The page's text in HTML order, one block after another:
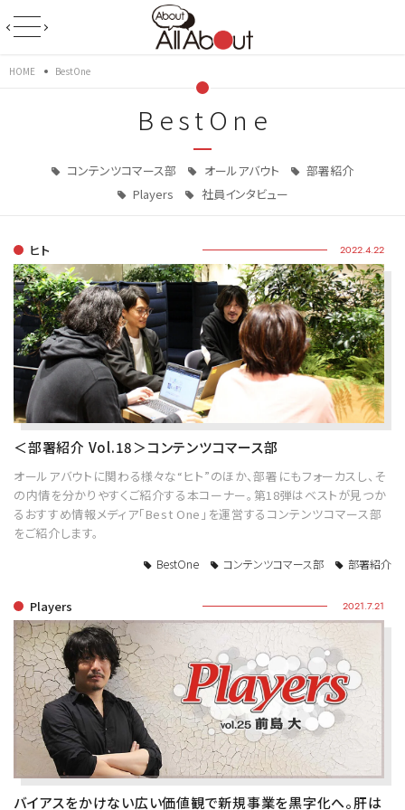
HOME BestOne
BestOne
コンテンツコマース部 オールアバウト
部署紹介
Players
社員インタビュー
ヒト 2022.4.22
＜部署紹介 Vol.18＞コンテンツコマース部
オールアバウトに関わる様々な“ヒト”のほか、部署にもフォーカスし、そ
の内情を分かりやすくご紹介する本コーナー。第18弾はベストが見つか
るおすすめ情報メディア「Best One」を運営するコンテンツコマース部
をご紹介します。
BestOne コンテンツコマース部 部署紹介
Players 2021.7.21
バイアスをかけない広い価値観で新規事業を黒字化へ。肝は